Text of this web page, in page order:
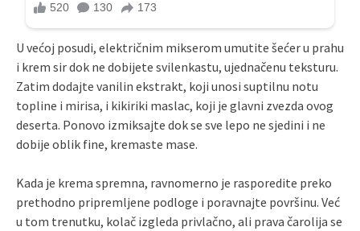
U većoj posudi, električnim mikserom umutite šećer u prahu
i krem sir dok ne dobijete svilenkastu, ujednačenu teksturu.
Zatim dodajte vanilin ekstrakt, koji unosi suptilnu notu
topline i mirisa, i kikiriki maslac, koji je glavni zvezda ovog
deserta. Ponovo izmiksajte dok se sve lepo ne sjedini i ne
dobije oblik fine, kremaste mase.
Kada je krema spremna, ravnomerno je rasporedite preko
prethodno pripremljene podloge i poravnajte površinu. Već
u tom trenutku, kolač izgleda privlačno, ali prava čarolija se